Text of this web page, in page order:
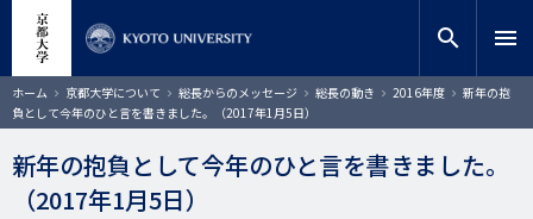
コ
ン
テ
ン
ツ
サイト内検索
検索
search menu
ホーム 京都大学について 総長からのメッセージ 総長の動き 2016年度
新年の抱
負として今年のひと言を書きました。（2017年1月5日）
新年の抱負として今年のひと言を書きました。
（2017年1月5日）